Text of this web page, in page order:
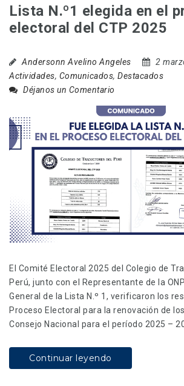
Lista N.º1 elegida en el
electoral del CTP 2025
Andersonn Avelino Angeles
2
Actividades, Comunicados, Destacados
Déjanos un Comentario
El Comité Electoral 2025 del Colegio de
Perú, junto con el Representante de la
General de la Lista N.º 1, verificaron los
Proceso Electoral para la renovación de
Consejo Nacional para el período 2025 –
Continuar leyendo